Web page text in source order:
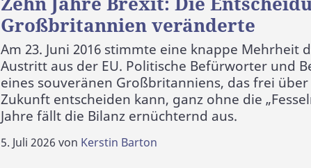
Großbritannien veränderte
Am 23. Juni 2016 stimmte eine knappe Mehrheit
Austritt aus der EU. Politische Befürworter und
eines souveränen Großbritanniens, das frei über
Zukunft entscheiden kann, ganz ohne die
Jahre fällt die Bilanz ernüchternd aus.
5. Juli 2026 von Kerstin Barton